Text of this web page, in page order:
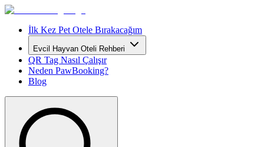
İlk Kez Pet Otele Bırakacağım
Evcil Hayvan Oteli Rehberi
QR Tag Nasıl Çalışır
Neden PawBooking?
Blog